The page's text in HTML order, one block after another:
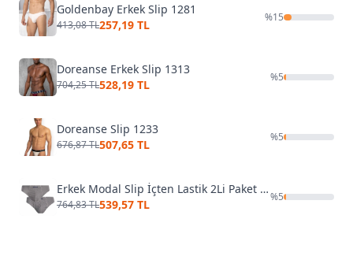
Goldenbay Erkek Slip 1281
413,08 TL257,19 TL
%15
Doreanse Erkek Slip 1313
704,25 TL528,19 TL
%5
Doreanse Slip 1233
676,87 TL507,65 TL
%5
Erkek Modal Slip İçten Lastik 2Li Paket Öztaş 1971-YE
764,83 TL539,57 TL
%5